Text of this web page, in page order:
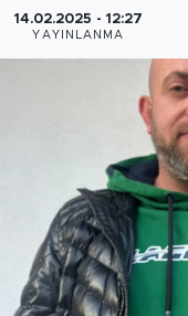
14.02.2025 - 12:27
YAYINLANMA
Sanat
Teknoloji
Magazin
Dünya
Sektör